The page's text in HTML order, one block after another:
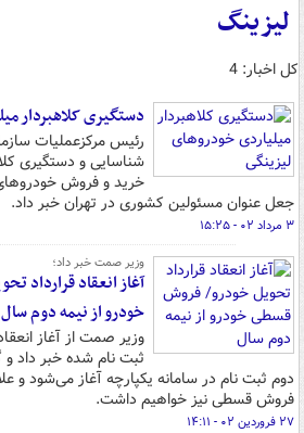
لیزینگ
کل اخبار: 4
دستگیری کلاهبردار
رئیس مرکزعملیات
شناسایی و دستگیری
خرید و فروش
جعل عنوان مسئولین کشوری در تهران خبر داد.
۳ مرداد ۰۲ - ۱۵:۲۵
وزیر صمت خبر داد؛
آغاز انعقاد
خودرو از نیمه دوم سال
وزیر صمت از آغاز
دوم ثبت نام در سامانه یکپارچه آغاز می‌شود و
فروش قسطی نیز خواهیم داشت.
۲۷ فروردین ۰۲ - ۱۴:۱۱